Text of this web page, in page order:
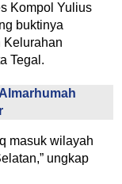
Kompol Yulius
buktinya
Kelurahan
Tegal.
masuk wilayah
ungkap